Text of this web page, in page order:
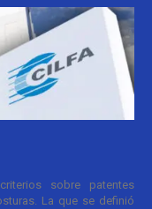
sobre patentes
La que se definió